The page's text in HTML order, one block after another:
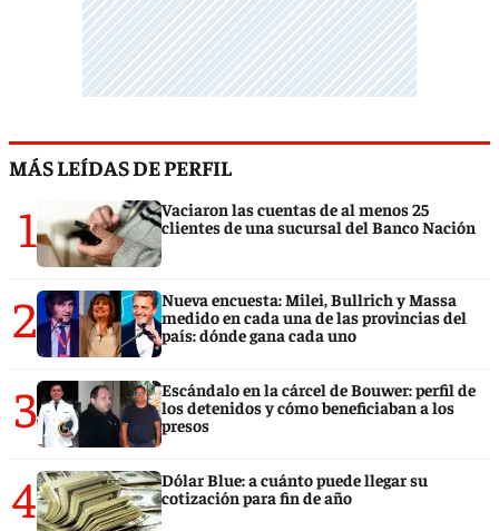
MÁS LEÍDAS DE PERFIL
1
Vaciaron las cuentas de al menos 25
clientes de una sucursal del Banco Nación
2
Nueva encuesta: Milei, Bullrich y Massa
medido en cada una de las provincias del
país: dónde gana cada uno
3
Escándalo en la cárcel de Bouwer: perfil de
los detenidos y cómo beneficiaban a los
presos
4
Dólar Blue: a cuánto puede llegar su
cotización para fin de año